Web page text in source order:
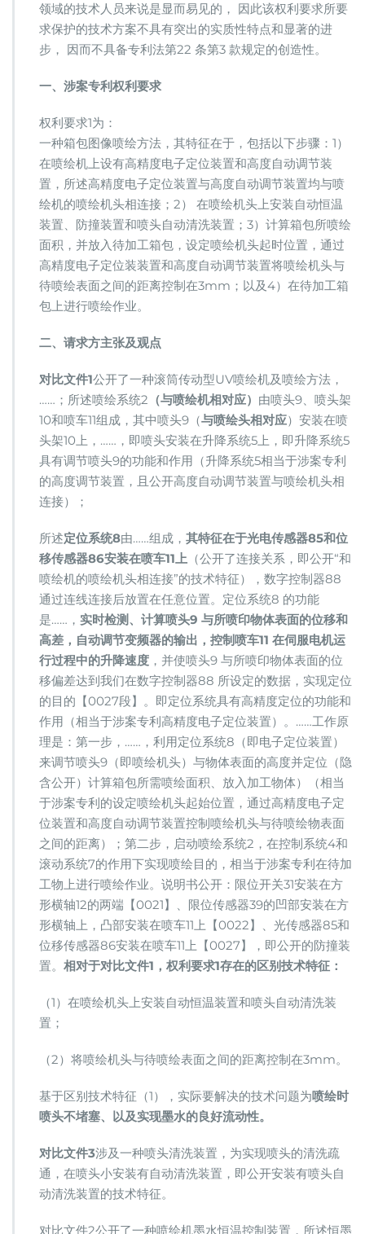
领域的技术人员来说是显而易见的， 因此该权利要求所要
求保护的技术方案不具有突出的实质性特点和显著的进
步， 因而不具备专利法第22 条第3 款规定的创造性。
一、涉案专利权利要求
权利要求1为：
一种箱包图像喷绘方法，其特征在于，包括以下步骤：1）
在喷绘机上设有高精度电子定位装置和高度自动调节装
置，所述高精度电子定位装置与高度自动调节装置均与喷
绘机的喷绘机头相连接；2） 在喷绘机头上安装自动恒温
装置、防撞装置和喷头自动清洗装置；3）计算箱包所喷绘
面积，并放入待加工箱包，设定喷绘机头起时位置，通过
高精度电子定位装装置和高度自动调节装置将喷绘机头与
待喷绘表面之间的距离控制在3mm；以及4）在待加工箱
包上进行喷绘作业。
二、请求方主张及观点
对比文件1公开了一种滚筒传动型UV喷绘机及喷绘方法，
……；所述喷绘系统2 （与喷绘机相对应） 由喷头9、喷头架
10和喷车11组成，其中喷头9（与喷绘头相对应）安装在喷
头架10上，……，即喷头安装在升降系统5上，即升降系统5
具有调节喷头9的功能和作用（升降系统5相当于涉案专利
的高度调节装置，且公开高度自动调节装置与喷绘机头相
连接）；
所述定位系统8由……组成， 其特征在于光电传感器85和位
移传感器86安装在喷车11上 （公开了连接关系，即公开“和
喷绘机的喷绘机头相连接”的技术特征），数字控制器88
通过连线连接后放置在任意位置。定位系统8 的功能
是……， 实时检测、计算喷头9 与所喷印物体表面的位移和
高差，自动调节变频器的输出，控制喷车11 在伺服电机运
行过程中的升降速度 ，并使喷头9 与所喷印物体表面的位
移偏差达到我们在数字控制器88 所设定的数据，实现定位
的目的【0027段】。即定位系统具有高精度定位的功能和
作用（相当于涉案专利高精度电子定位装置）。……工作原
理是：第一步，……，利用定位系统8（即电子定位装置）
来调节喷头9（即喷绘机头）与物体表面的高度并定位（隐
含公开）计算箱包所需喷绘面积、放入加工物体）（相当
于涉案专利的设定喷绘机头起始位置，通过高精度电子定
位装置和高度自动调节装置控制喷绘机头与待喷绘物表面
之间的距离）；第二步，启动喷绘系统2，在控制系统4和
滚动系统7的作用下实现喷绘目的，相当于涉案专利在待加
工物上进行喷绘作业。说明书公开：限位开关31安装在方
形横轴12的两端【0021】、限位传感器39的凹部安装在方
形横轴上，凸部安装在喷车11上【0022】、光传感器85和
位移传感器86安装在喷车11上【0027】，即公开的防撞装
置。 相对于对比文件1，权利要求1存在的区别技术特征：
（1）在喷绘机头上安装自动恒温装置和喷头自动清洗装
置；
（2）将喷绘机头与待喷绘表面之间的距离控制在3mm。
基于区别技术特征（1），实际要解决的技术问题为喷绘时
喷头不堵塞、以及实现墨水的良好流动性。
对比文件3涉及一种喷头清洗装置，为实现喷头的清洗疏
通，在喷头小安装有自动清洗装置，即公开安装有喷头自
动清洗装置的技术特征。
对比文件2公开了一种喷绘机墨水恒温控制装置，所述恒墨